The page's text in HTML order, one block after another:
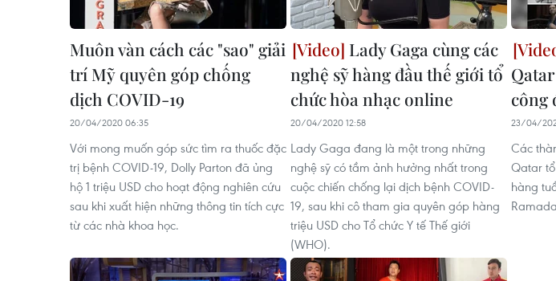
Muôn vàn cách các "sao" giải
trí Mỹ quyên góp chống
dịch COVID-19
20/04/2020 06:35
Với mong muốn góp sức tìm ra thuốc đặc
trị bệnh COVID-19, Dolly Parton đã ủng
hộ 1 triệu USD cho hoạt động nghiên cứu
sau khi xuất hiện những thông tin tích cực
từ các nhà khoa học.
Lady Gaga cùng các
nghệ sỹ hàng đầu thế giới tổ
chức hòa nhạc online
20/04/2020 12:58
Lady Gaga đang là một trong những
nghệ sỹ có tầm ảnh hưởng nhất trong
cuộc chiến chống lại dịch bệnh COVID-
19, sau khi cô tham gia quyên góp hàng
triệu USD cho Tổ chức Y tế Thế giới
(WHO).
công
23/04/
Các
Qatar
hàng